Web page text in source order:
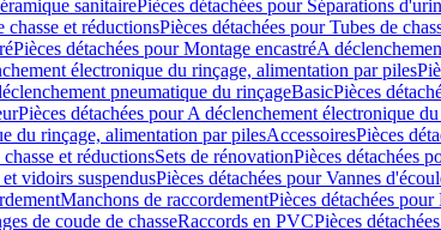
sanitairePièces détachées pour Séparations
chasse et réductionsPièces détachées pour Tubes de
Pièces détachées pour Montage encastréA
électronique du rinçage, alimentation par piles
pneumatique du rinçageBasicPièces
Pièces détachées pour A déclenchement électronique
du rinçage, alimentation par pilesAccessoiresPièces
et réductionsSets de rénovationPièces détachées
vidoirs suspendusPièces détachées pour Vannes
Manchons de raccordementPièces détachées
de coude de chasseRaccords en PVCPièces